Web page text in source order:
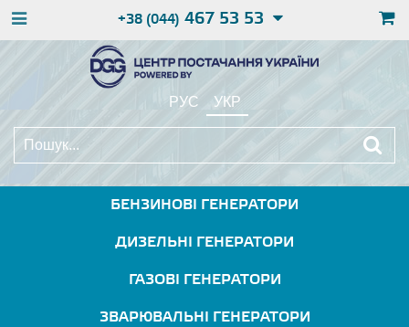
+38 (044) 467 53 53
РУС УКР
БЕНЗИНОВІ ГЕНЕРАТОРИ
ДИЗЕЛЬНІ ГЕНЕРАТОРИ
ГАЗОВІ ГЕНЕРАТОРИ
ЗВАРЮВАЛЬНІ ГЕНЕРАТОРИ